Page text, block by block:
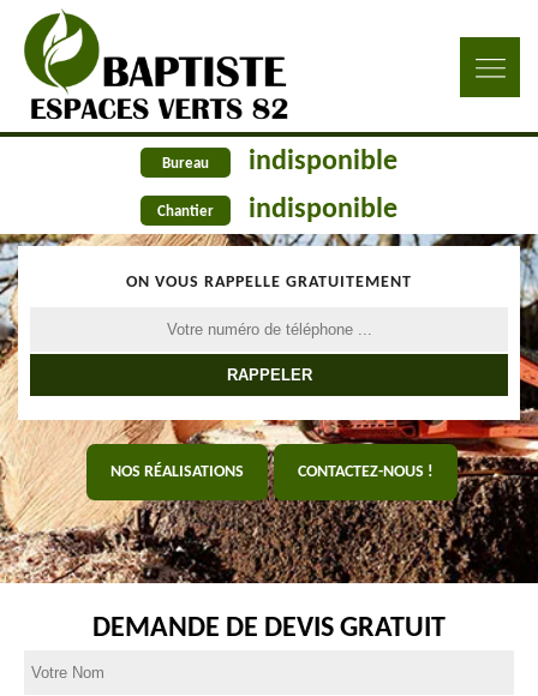
Bureau indisponible
Chantier indisponible
ON VOUS RAPPELLE GRATUITEMENT
NOS RÉALISATIONS CONTACTEZ-NOUS !
DEMANDE DE DEVIS GRATUIT